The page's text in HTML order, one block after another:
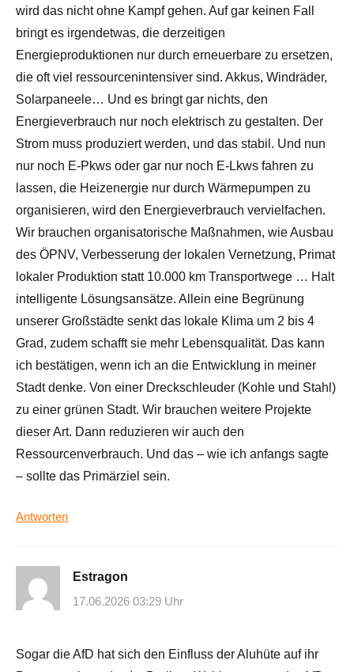
wird das nicht ohne Kampf gehen. Auf gar keinen Fall
bringt es irgendetwas, die derzeitigen
Energieproduktionen nur durch erneuerbare zu ersetzen,
die oft viel ressourcenintensiver sind. Akkus, Windräder,
Solarpaneele… Und es bringt gar nichts, den
Energieverbrauch nur noch elektrisch zu gestalten. Der
Strom muss produziert werden, und das stabil. Und nun
nur noch E-Pkws oder gar nur noch E-Lkws fahren zu
lassen, die Heizenergie nur durch Wärmepumpen zu
organisieren, wird den Energieverbrauch vervielfachen.
Wir brauchen organisatorische Maßnahmen, wie Ausbau
des ÖPNV, Verbesserung der lokalen Vernetzung, Primat
lokaler Produktion statt 10.000 km Transportwege … Halt
intelligente Lösungsansätze. Allein eine Begrünung
unserer Großstädte senkt das lokale Klima um 2 bis 4
Grad, zudem schafft sie mehr Lebensqualität. Das kann
ich bestätigen, wenn ich an die Entwicklung in meiner
Stadt denke. Von einer Dreckschleuder (Kohle und Stahl)
zu einer grünen Stadt. Wir brauchen weitere Projekte
dieser Art. Dann reduzieren wir auch den
Ressourcenverbrauch. Und das – wie ich anfangs sagte
– sollte das Primärziel sein.
Antworten
Estragon
17.06.2026 03:29 Uhr
Sogar die AfD hat sich den Einfluss der Aluhüte auf ihr